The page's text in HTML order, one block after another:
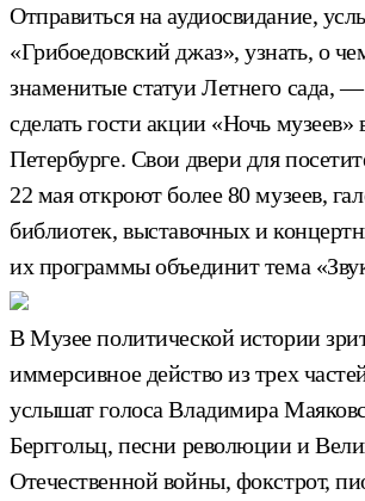
Отправиться на аудиосвидание,
«Грибоедовский джаз», узнать, о
знаменитые статуи Летнего сада, —
сделать гости акции «Ночь музеев»
Петербурге. Свои двери для
22 мая откроют более 80 музеев,
библиотек, выставочных и
их программы объединит тема
В Музее политической истории
иммерсивное действо из трех
услышат голоса Владимира
Берггольц, песни революции и
Отечественной войны, фокстрот,